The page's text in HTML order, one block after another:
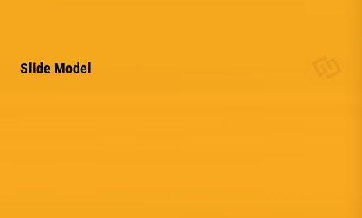
Slide Model
Daihatsu Gran Max PU